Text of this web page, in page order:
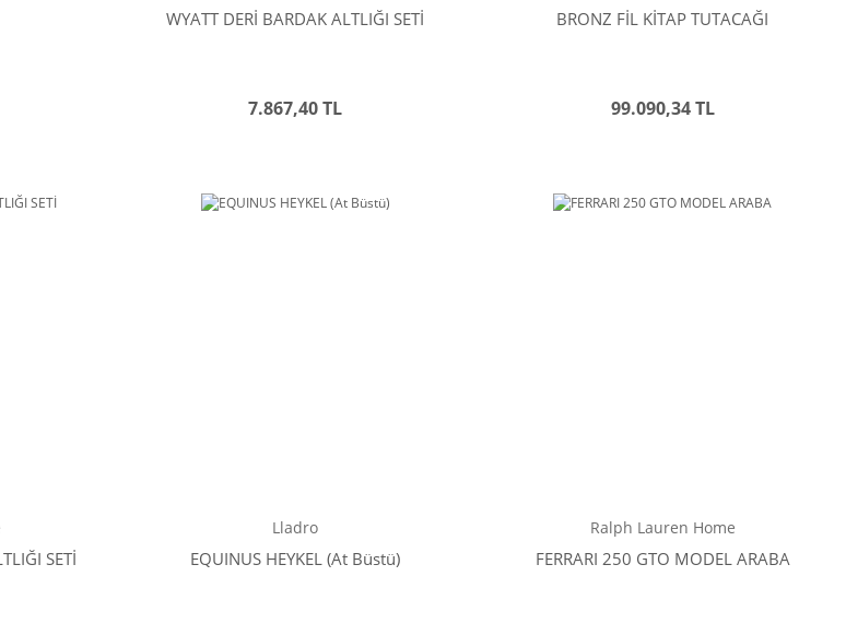
WYATT DERİ BARDAK ALTLIĞI SETİ
7.867,40 TL
BRONZ FİL KİTAP TUTACAĞI
99.090,34 TL
SETİ
Lladro
EQUINUS HEYKEL (At Büstü)
Ralph Lauren Home
FERRARI 250 GTO MODEL ARABA